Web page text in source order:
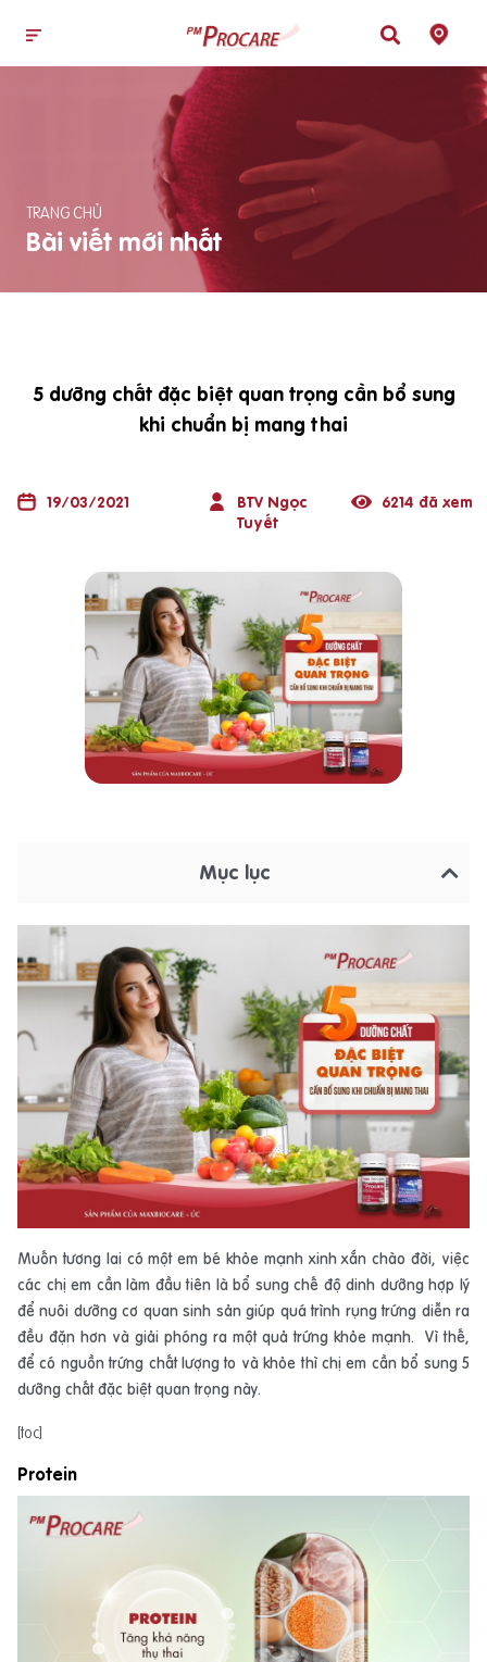
TRANG CHỦ
Bài viết mới nhất
5 dưỡng chất đặc biệt quan trọng cần bổ sung
khi chuẩn bị mang thai
19/03/2021
BTV Ngọc
Tuyết
6214 đã xem
Mục lục
Muốn tương lai có một em bé khỏe mạnh xinh xắn chào đời, việc
các chị em cần làm đầu tiên là bổ sung chế độ dinh dưỡng hợp lý
để nuôi dưỡng cơ quan sinh sản giúp quá trình rụng trứng diễn ra
đều đặn hơn và giải phóng ra một quả trứng khỏe mạnh. Vì thế,
để có nguồn trứng chất lượng to và khỏe thì chị em cần bổ sung 5
dưỡng chất đặc biệt quan trọng này.
[toc]
Protein